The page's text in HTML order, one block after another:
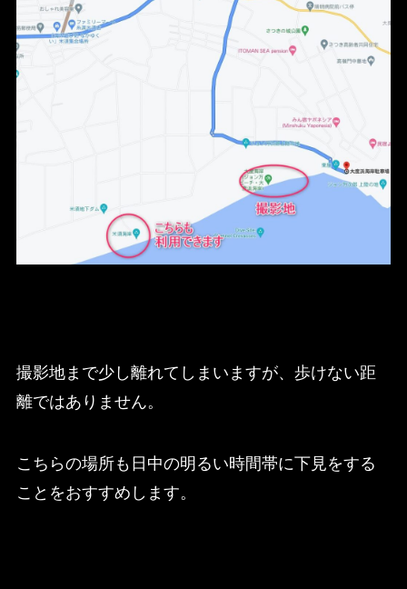
撮影地まで少し離れてしまいますが、歩けない距
離ではありません。
こちらの場所も日中の明るい時間帯に下見をする
ことをおすすめします。